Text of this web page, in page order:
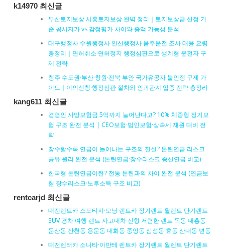
k14970 최신글
부산토지보상 시흥토지보상 완벽 정리｜토지보상금 산정 기
준 공시지가 vs 감정평가 차이와 증액 가능성 분석
대구행정사 수원행정사 안산행정사 음주운전 조사 대응 요령
총정리｜면허취소·면허정지 행정심판으로 생계형 운전자 구
제 전략
청주·수도권·부산·창원·전북 부안 국가유공자 불인정 구제 가
이드｜이의신청·행정심판 절차와 인과관계 입증 전략 총정리
kang611 최신글
경영인 사망보험금 5억까지 늘어난다고? 10% 체증형 정기보
험 구조 완전 분석 | CEO보험·법인보험·상속세 재원 대비 전
략
장수할수록 연금이 늘어나는 구조의 진실? 톤틴연금 리스크
공유 원리 완전 분석 (톤틴연금·장수리스크·종신연금 비교)
한국형 톤틴연금이란? 전통 톤틴과의 차이 완전 분석 (연금보
험·장수리스크·노후소득 구조 비교)
rentcarjd 최신글
대전렌트카 스포티지·모닝 렌트카 장기렌트 월렌트 단기렌트
SUV 경차 여행 렌트 사고대차 신형 저렴한 렌트 목동 대흥동
둔산동 산천동 용문동 대화동 중앙동 삼성동 효동 산내동 변동
대전렌터카 소나타·아반테 렌트카 장기렌트 월렌트 단기렌트